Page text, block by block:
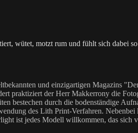
wütet, motzt rum und fühlt sich dabei
und einzigartigen Magazins
praktiziert der Herr Makkerrony die
bestechen durch die bodenständige
des Lith Print-Verfahren.
ist jedes Modell willkommen, das sich